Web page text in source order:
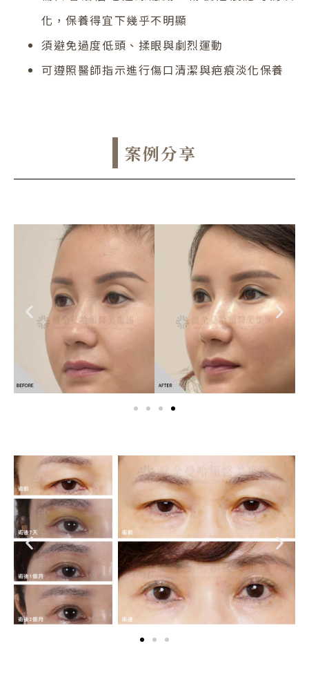
化，保養得宜下幾乎不明顯
須避免過度低頭、揉眼與劇烈運動
可遵照醫師指示進行傷口清潔與疤痕淡化保養
案例分享